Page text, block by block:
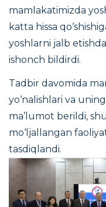
mamlakatimizda
katta hissa
yoshlarni jalb
ishonch bildirdi.
Tadbir davomida
yo‘nalishlari va
ma’lumot berildi,
mo‘ljallangan
tasdiqlandi.